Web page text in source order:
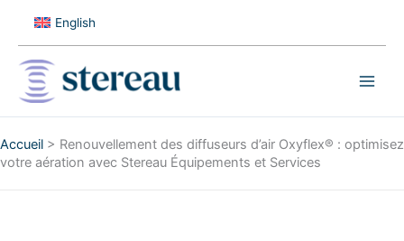
English
Accueil > Renouvellement des diffuseurs d’air Oxyflex® : optimisez
votre aération avec Stereau Équipements et Services